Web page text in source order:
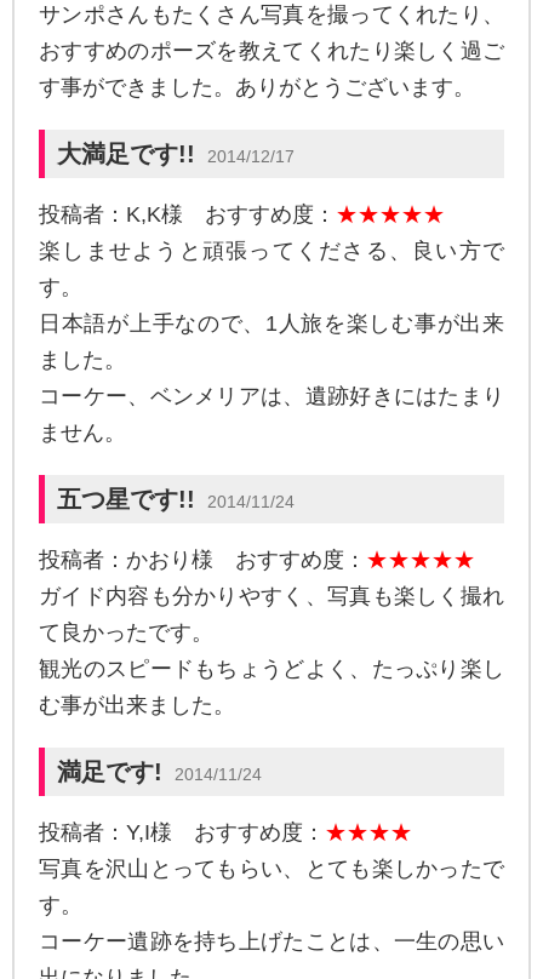
サンポさんもたくさん写真を撮ってくれたり、
おすすめのポーズを教えてくれたり楽しく過ご
す事ができました。ありがとうございます。
大満足です!! 2014/12/17
投稿者：K,K様 おすすめ度： ★★★★★
楽しませようと頑張ってくださる、良い方で
す。
日本語が上手なので、1人旅を楽しむ事が出来
ました。
コーケー、ベンメリアは、遺跡好きにはたまり
ません。
五つ星です!! 2014/11/24
投稿者：かおり様 おすすめ度： ★★★★★
ガイド内容も分かりやすく、写真も楽しく撮れ
て良かったです。
観光のスピードもちょうどよく、たっぷり楽し
む事が出来ました。
満足です! 2014/11/24
投稿者：Y,I様 おすすめ度： ★★★★
写真を沢山とってもらい、とても楽しかったで
す。
コーケー遺跡を持ち上げたことは、一生の思い